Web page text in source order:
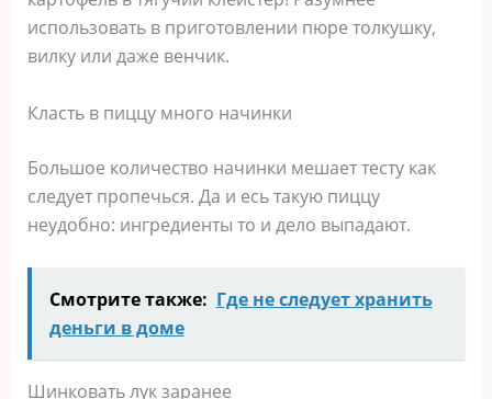
использовать в приготовлении пюре толкушку,
вилку или даже венчик.
Класть в пиццу много начинки
Большое количество начинки мешает тесту как
следует пропечься. Да и есь такую пиццу
неудобно: ингредиенты то и дело выпадают.
Смотрите также: Где не следует хранить
деньги в доме
Шинковать лук заранее